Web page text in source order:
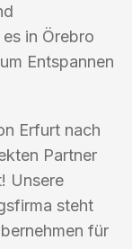
in Örebro
Entspannen
Erfurt nach
Partner
Unsere
steht
für